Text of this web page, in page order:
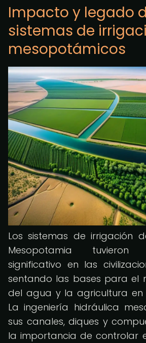
Impacto y legado
sistemas de
mesopotámicos
Los sistemas de irrigación
Mesopotamia
significativo en las
sentando las bases para el
del agua y la agricultura en
La ingeniería hidráulica
sus canales, diques y
la importancia de controlar